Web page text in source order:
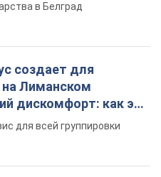
в Белград
создает для
на Лиманском
дискомфорт: как это
для всей группировки